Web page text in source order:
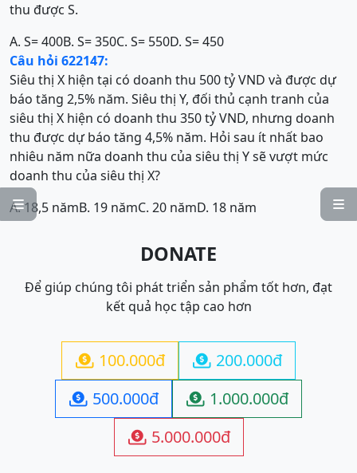


thu được S.
A. S= 400B. S= 350C. S= 550D. S= 450
Câu hỏi 622147:
Siêu thị X hiện tại có doanh thu 500 tỷ VND và được dự
báo tăng 2,5% năm. Siêu thị Y, đối thủ cạnh tranh của
siêu thị X hiện có doanh thu 350 tỷ VND, nhưng doanh
thu được dự báo tăng 4,5% năm. Hỏi sau ít nhất bao
nhiêu năm nữa doanh thu của siêu thị Y sẽ vượt mức
doanh thu của siêu thị X?
A. 18,5 nămB. 19 nămC. 20 nămD. 18 năm
DONATE
Để giúp chúng tôi phát triển sản phẩm tốt hơn, đạt
kết quả học tập cao hơn
 100.000đ  200.000đ
 500.000đ  1.000.000đ
 5.000.000đ